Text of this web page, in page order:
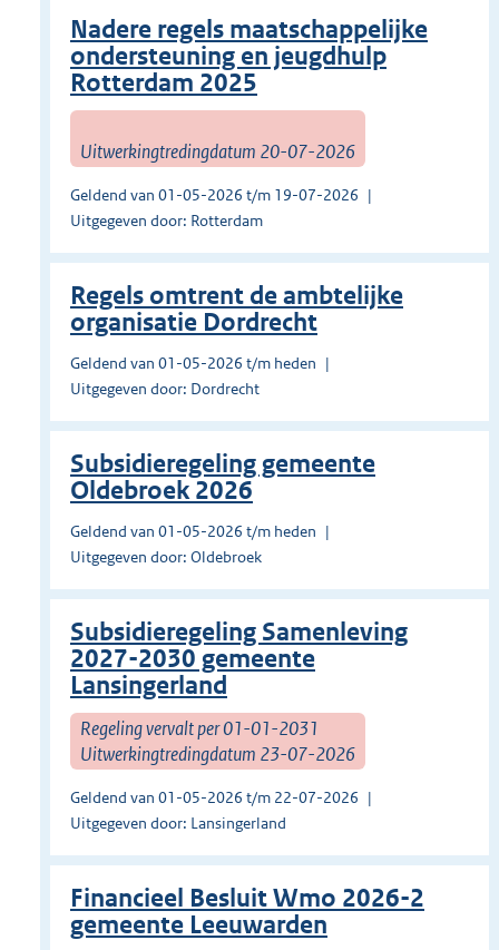
Nadere regels maatschappelijke
ondersteuning en jeugdhulp
Rotterdam 2025
Uitwerkingtredingdatum 20-07-2026
Geldend van 01-05-2026 t/m 19-07-2026
Uitgegeven door: Rotterdam
Regels omtrent de ambtelijke
organisatie Dordrecht
Geldend van 01-05-2026 t/m heden
Uitgegeven door: Dordrecht
Subsidieregeling gemeente
Oldebroek 2026
Geldend van 01-05-2026 t/m heden
Uitgegeven door: Oldebroek
Subsidieregeling Samenleving
2027-2030 gemeente
Lansingerland
Regeling vervalt per 01-01-2031
Uitwerkingtredingdatum 23-07-2026
Geldend van 01-05-2026 t/m 22-07-2026
Uitgegeven door: Lansingerland
Financieel Besluit Wmo 2026-2
gemeente Leeuwarden